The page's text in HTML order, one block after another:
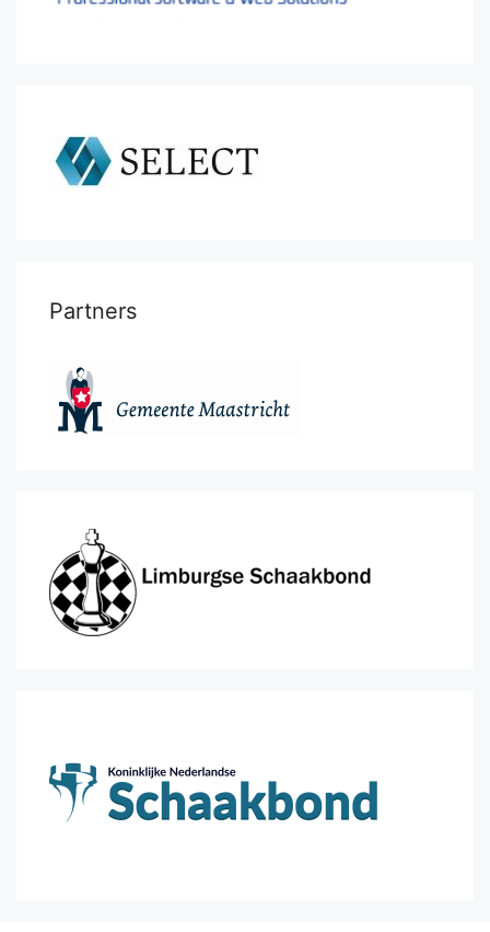
Partners